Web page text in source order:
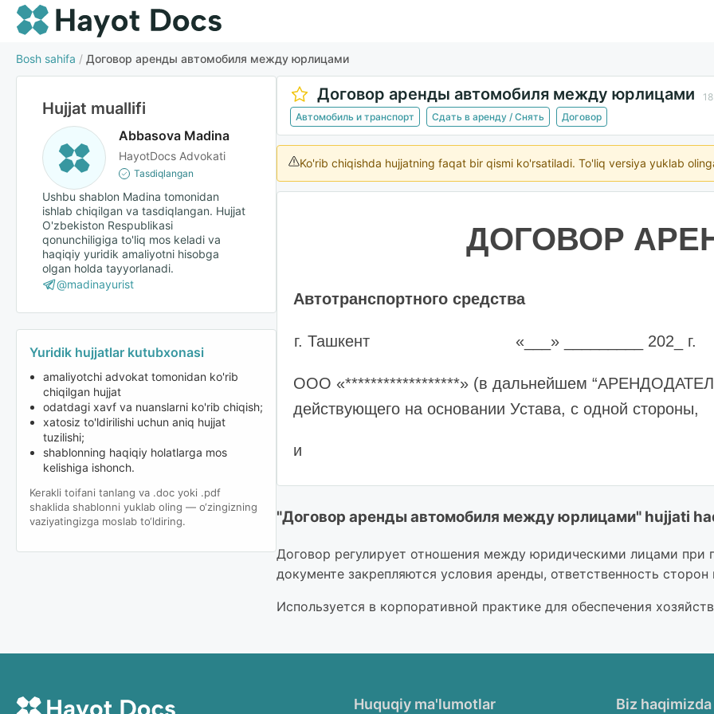
Bosh sahifa / Договор аренды автомобиля между юрлицами
Hujjat muallifi
Abbasova Madina
HayotDocs Advokati
Tasdiqlangan
Ushbu shablon Madina tomonidan
ishlab chiqilgan va tasdiqlangan. Hujjat
O'zbekiston Respublikasi
qonunchiligiga to'liq mos keladi va
haqiqiy yuridik amaliyotni hisobga
olgan holda tayyorlanadi.
@madinayurist
Yuridik hujjatlar kutubxonasi
amaliyotchi advokat tomonidan ko'rib
chiqilgan hujjat
odatdagi xavf va nuanslarni ko'rib chiqish;
xatosiz to'ldirilishi uchun aniq hujjat
tuzilishi;
shablonning haqiqiy holatlarga mos
kelishiga ishonch.
Kerakli toifani tanlang va .doc yoki .pdf
shaklida shablonni yuklab oling — o‘zingizning
vaziyatingizga moslab to‘ldiring.
Договор аренды автомобиля между юрлицами
Автомобиль и транспорт
Сдать в аренду / Снять Договор
Ko'rib chiqishda hujjatning faqat bir qismi ko'rsatiladi. To'liq versiya yuklab
ДОГОВОР
Автотранспортного средства
г. Ташкент «___» _________ 202_ г.
ООО «******************» (в дальнейшем
действующего на основании Устава, с одной стороны,
и
ООО «*************» (в дальнейшем “АРЕНДАТОР”), в
основании Устава, с другой стороны,
именуемые в дальнейшем вместе и/или по
заключили Настоящий Договор (в дальнейшем по
***********, гос. номер ******** именуемое в
"Договор аренды автомобиля между юрлицами" hujjati
Договор регулирует отношения между юридическими лицами при
документе закрепляются условия аренды, ответственность
Используется в корпоративной практике для обеспечения
Huquqiy ma'lumotlar Biz haqimizda